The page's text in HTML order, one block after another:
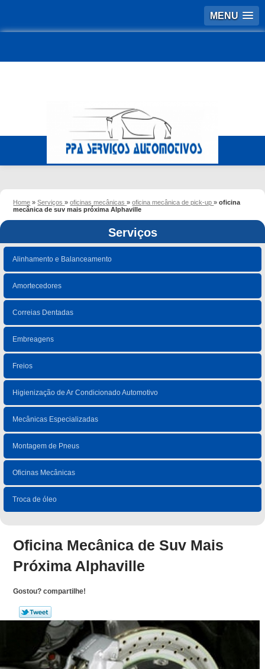
MENU
Home »Serviços»oficinas mecânicas»oficina mecânica de pick-up»oficina
mecânica de suv mais próxima Alphaville
Serviços
Alinhamento e Balanceamento
Amortecedores
Correias Dentadas
Embreagens
Freios
Higienização de Ar Condicionado Automotivo
Mecânicas Especializadas
Montagem de Pneus
Oficinas Mecânicas
Troca de óleo
Oficina Mecânica de Suv Mais
Próxima Alphaville
Gostou? compartilhe!